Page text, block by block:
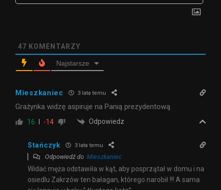
47 KOMENTARZY
Najstarsze
Mieszkaniec 3 lata temu
Grażynka widzę aspiruje na Panią prezydentową.
16 -14 Odpowiedz
Stańczyk 3 lata temu
Odpowiedź do Mieszkaniec
Widać męża odstawiła w kąt, aby posprzątał w domu i na
osiedlu Zakrzów ten bałagan, którego narobił !!! A sama